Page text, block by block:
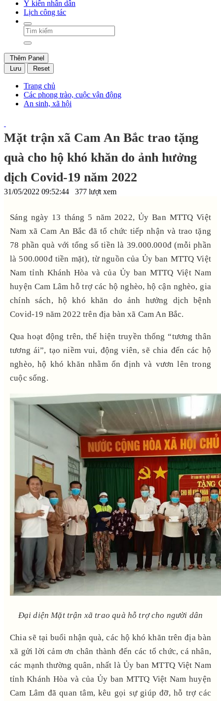
Ý kiến nhân dân
Lịch công tác
Thêm Panel
Lưu
Reset
Trang chủ
Các phong trào, cuộc vận động
An sinh, xã hội
Mặt trận xã Cam An Bắc trao tặng
quà cho hộ khó khăn do ảnh hưởng
dịch Covid-19 năm 2022
31/05/2022 09:52:44 377 lượt xem
Sáng ngày 13 tháng 5 năm 2022, Ủy Ban MTTQ Việt
Nam xã Cam An Bắc đã tổ chức tiếp nhận và trao tặng
78 phần quà với tổng số tiền là 39.000.000đ (mỗi phần
là 500.000đ tiền mặt), từ nguồn của Ủy ban MTTQ Việt
Nam tỉnh Khánh Hòa và của Ủy ban MTTQ Việt Nam
huyện Cam Lâm hỗ trợ các hộ nghèo, hộ cận nghèo, gia
chính sách, hộ khó khăn do ảnh hưởng dịch bệnh
Covid-19 năm 2022 trên địa bàn xã Cam An Bắc.
Qua hoạt động trên, thể hiện truyền thống “tương thân
tương ái”, tạo niềm vui, động viên, sẽ chia đến các hộ
nghèo, hộ khó khăn nhằm ổn định và vươn lên trong
cuộc sống.
Đại diện Mặt trận xã trao quà hỗ trợ cho người dân
Chia sẽ tại buổi nhận quà, các hộ khó khăn trên địa bàn
xã gửi lời cảm ơn chân thành đến các tổ chức, cá nhân,
các mạnh thường quân, nhất là Ủy ban MTTQ Việt Nam
tỉnh Khánh Hòa và của Ủy ban MTTQ Việt Nam huyện
Cam Lâm đã quan tâm, kêu gọi sự giúp đỡ, hỗ trợ các